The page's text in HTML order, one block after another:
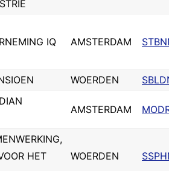
IQ
AMSTERDAM
WOERDEN
AMSTERDAM
HET
WOERDEN